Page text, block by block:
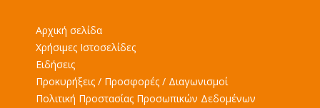
Αρχική σελίδα
Χρήσιμες Ιστοσελίδες
Ειδήσεις
Προκυρήξεις / Προσφορές / Διαγωνισμοί
Πολιτική Προστασίας Προσωπικών Δεδομένων